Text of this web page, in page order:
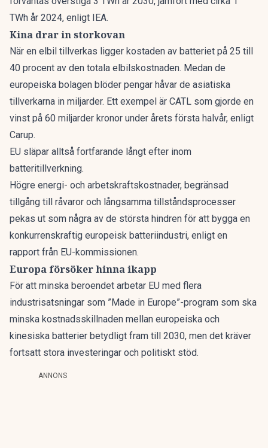
TWh år 2024, enligt IEA.
Kina drar in storkovan
När en elbil tillverkas ligger kostaden av batteriet på 25 till
40 procent av den totala elbilskostnaden. Medan de
europeiska bolagen blöder pengar håvar de asiatiska
tillverkarna in miljarder. Ett exempel är CATL som gjorde en
vinst på 60 miljarder kronor under årets första halvår, enligt
Carup.
EU släpar alltså fortfarande långt efter inom
batteritillverkning.
Högre energi- och arbetskraftskostnader, begränsad
tillgång till råvaror och långsamma tillståndsprocesser
pekas ut som några av de största hindren för att bygga en
konkurrenskraftig europeisk batteriindustri, enligt en
rapport från EU-kommissionen.
Europa försöker hinna ikapp
För att minska beroendet arbetar EU med flera
industrisatsningar som ”Made in Europe”-program som ska
minska kostnadsskillnaden mellan europeiska och
kinesiska batterier betydligt fram till 2030, men det kräver
fortsatt stora investeringar och politiskt stöd.
ANNONS